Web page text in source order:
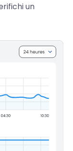
un